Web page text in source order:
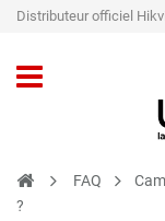
FAQ
?